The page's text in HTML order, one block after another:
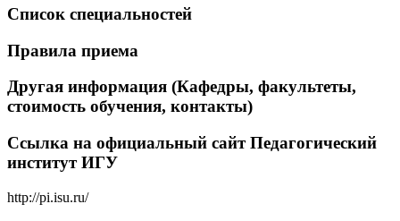
Список специальностей
Правила приема
Другая информация (Кафедры, факультеты,
стоимость обучения, контакты)
Ссылка на официальный сайт Педагогический
институт ИГУ
http://pi.isu.ru/